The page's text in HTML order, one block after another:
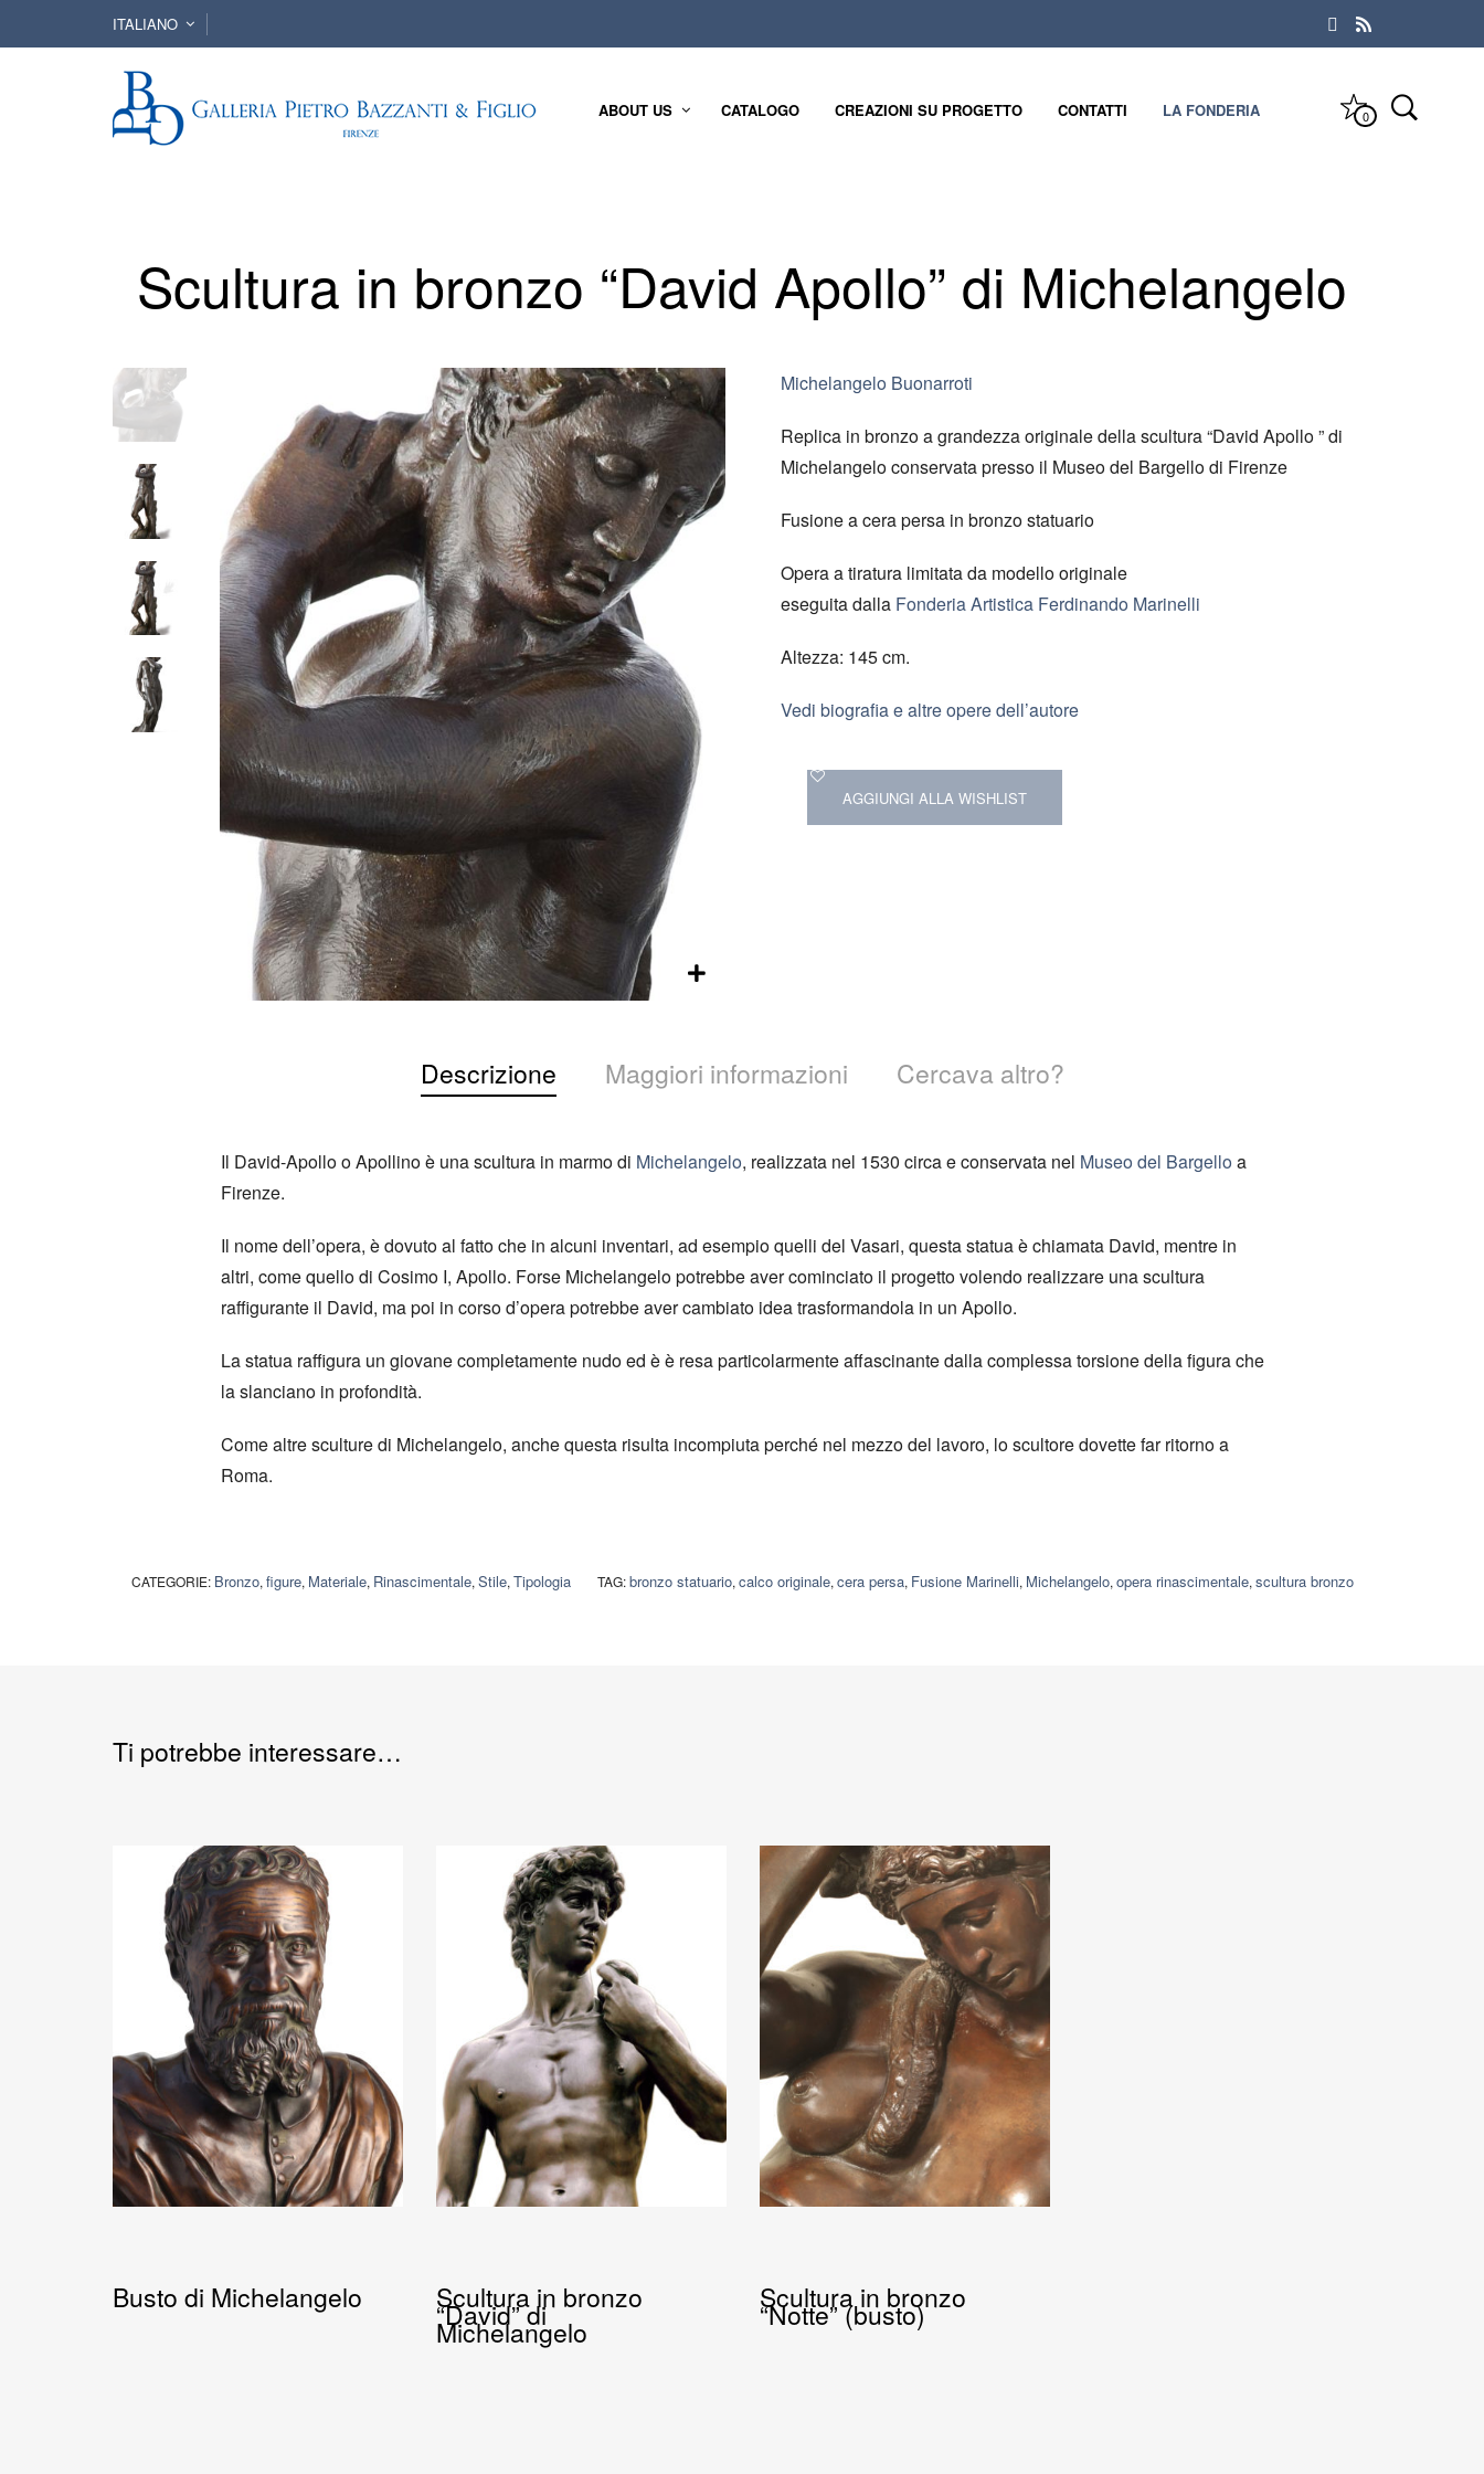
ITALIANO
ABOUT US CATALOGO CREAZIONI SU PROGETTO CONTATTI LA FONDERIA 0
Scultura in bronzo “David Apollo” di Michelangelo
Michelangelo Buonarroti
Replica in bronzo a grandezza originale della scultura “David Apollo ” di
Michelangelo conservata presso il Museo del Bargello di Firenze
Fusione a cera persa in bronzo statuario
Opera a tiratura limitata da modello originale
eseguita dalla Fonderia Artistica Ferdinando Marinelli
Altezza: 145 cm.
Vedi biografia e altre opere dell’autore
AGGIUNGI ALLA WISHLIST
Descrizione Maggiori informazioni Cercava altro?
Il David-Apollo o Apollino è una scultura in marmo di Michelangelo, realizzata nel 1530 circa e conservata nel Museo del Bargello a
Firenze.
Il nome dell’opera, è dovuto al fatto che in alcuni inventari, ad esempio quelli del Vasari, questa statua è chiamata David, mentre in
altri, come quello di Cosimo I, Apollo. Forse Michelangelo potrebbe aver cominciato il progetto volendo realizzare una scultura
raffigurante il David, ma poi in corso d’opera potrebbe aver cambiato idea trasformandola in un Apollo.
La statua raffigura un giovane completamente nudo ed è è resa particolarmente affascinante dalla complessa torsione della figura che
la slanciano in profondità.
Come altre sculture di Michelangelo, anche questa risulta incompiuta perché nel mezzo del lavoro, lo scultore dovette far ritorno a
Roma.
CATEGORIE: Bronzo, figure, Materiale, Rinascimentale, Stile, Tipologia TAG:bronzo statuario, calco originale, cera persa, Fusione Marinelli, Michelangelo, opera rinascimentale, scultura bronzo
Ti potrebbe interessare…
Busto di Michelangelo Scultura in bronzo
“David” di
Michelangelo
Scultura in bronzo
“Notte” (busto)